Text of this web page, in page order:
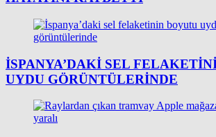
İSPANYA’DAKI SEL
UYDU GÖRÜNTÜLERINDE